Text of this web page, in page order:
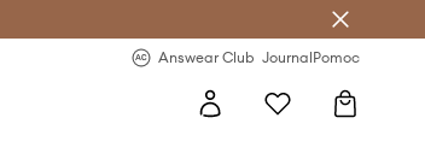
Answear Club JournalPomoc